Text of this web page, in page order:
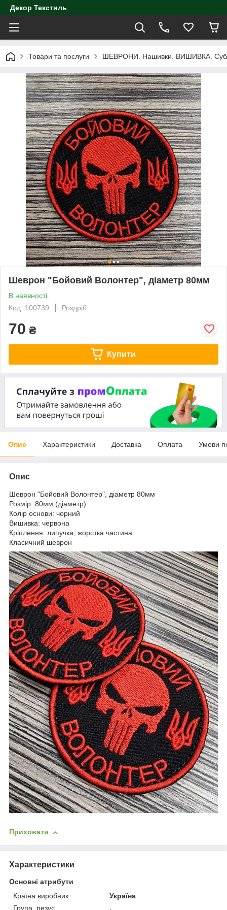
Декор Текстиль
Товари та послуги ШЕВРОНИ. Нашивки. ВИШИВКА.
Шеврон "Бойовий Волонтер", діаметр 80мм
В наявності
Код: 100739
Роздріб
70 ₴
Купити
Опис Характеристики Доставка Оплата Умови
Опис
Шеврон "Бойовий Волонтер", діаметр 80мм
Розмір: 80мм (діаметр)
Колір основи: чорний
Вишивка: червона
Кріплення: липучка, жорстка частина
Класичний шеврон
Приховати
Характеристики
Основні атрибути
Країна виробник
Україна
Група, резус
.